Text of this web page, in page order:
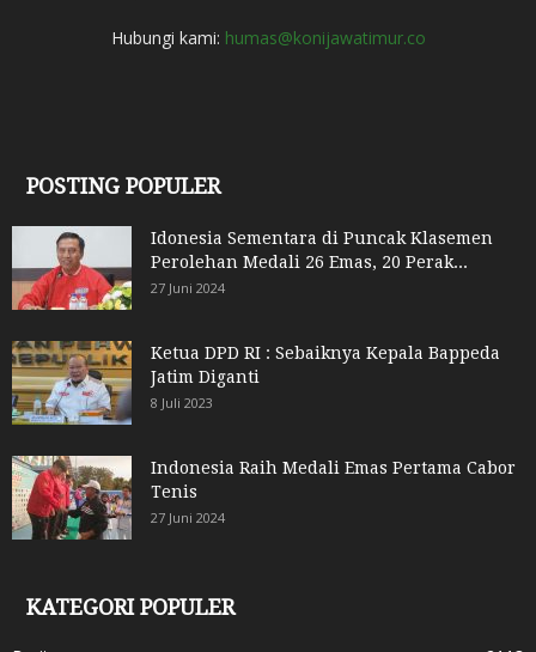
Hubungi kami: humas@konijawatimur.co
POSTING POPULER
Idonesia Sementara di Puncak Klasemen
Perolehan Medali 26 Emas, 20 Perak...
27 Juni 2024
Ketua DPD RI : Sebaiknya Kepala Bappeda
Jatim Diganti
8 Juli 2023
Indonesia Raih Medali Emas Pertama Cabor
Tenis
27 Juni 2024
KATEGORI POPULER